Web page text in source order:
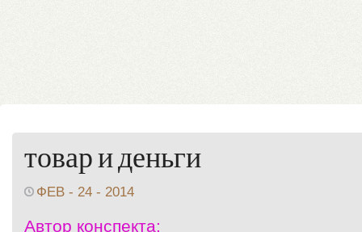
товар и деньги
ФЕВ - 24 - 2014
Автор конспекта: